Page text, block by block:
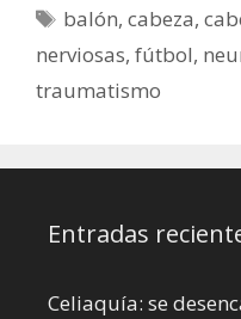
Etiquetas
balón,cabeza,
nerviosas, fútbol,
traumatismo
Entradas
Celiaquía: se